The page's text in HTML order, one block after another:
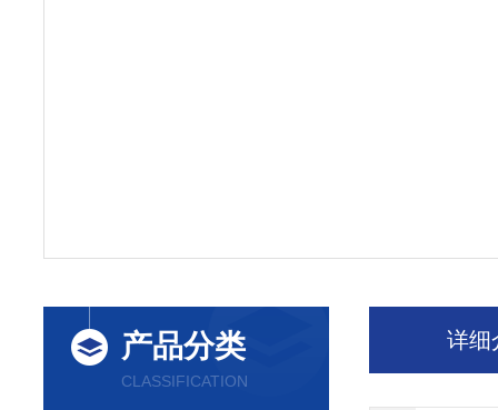
产品分类
CLASSIFICATION
详细